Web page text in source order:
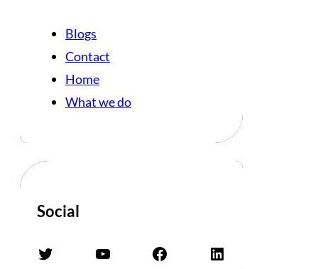
Blogs
Contact
Home
What we do
Social
Twitter YouTube Facebook LinkedIn